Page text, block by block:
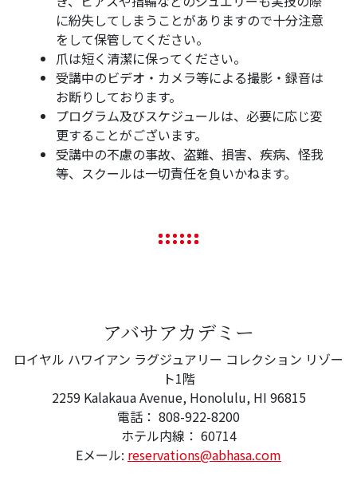
に紛失してしまうことがありますので十分注意
をして保管してください。
爪は短く清潔に保ってください。
受講中のビデオ・カメラ等による撮影・録音は
お断りしております。
プログラム及びスケジュールは、必要に応じ変
更することがございます。
受講中の不慮の事故、盗難、損害、疾病、怪我
等、スクールは一切責任を負いかねます。
アバサアカデミー
ロイヤル ハワイアン ラグジュアリー コレクション リゾー
ト1階
2259 Kalakaua Avenue, Honolulu, HI 96815
電話： 808-922-8200
ホテル内線： 60714
Eメール: reservations@abhasa.com